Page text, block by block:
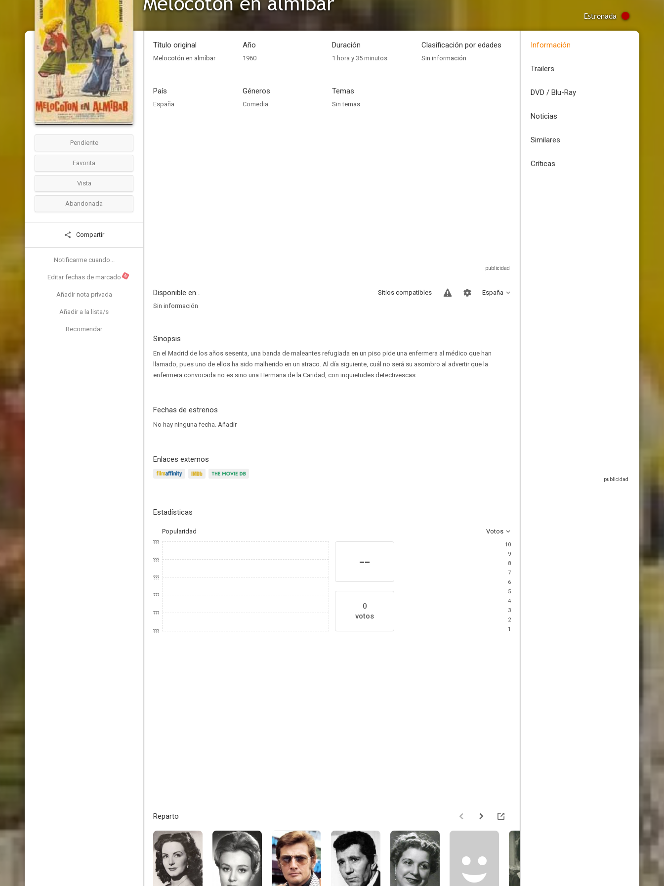
Estrenada
Pendiente
Favorita
Vista
Abandonada
Compartir
Notificarme cuando...
Editar fechas de marcado N
Añadir nota privada
Añadir a la lista/s
Recomendar
Título original
Melocotón en almíbar
Año
1960
Duración
1 hora y 35 minutos
Clasificación por edades
Sin información
País
España
Géneros
Comedia
Temas
Sin temas
Disponible en... España
Sitios compatibles
Sin información
Sinopsis
En el Madrid de los años sesenta, una banda de maleantes refugiada en un piso pide una enfermera al médico que han
llamado, pues uno de ellos ha sido malherido en un atraco. Al día siguiente, cuál no será su asombro al advertir que la
enfermera convocada no es sino una Hermana de la Caridad, con inquietudes detectivescas.
Fechas de estrenos
No hay ninguna fecha. Añadir
Enlaces externos
Estadísticas
Popularidad Votos
???
???
???
???
???
???
--
0
votos
10
9
8
7
6
5
4
3
2
1
Reparto
Información
Trailers
DVD / Blu-Ray
Noticias
Similares
Críticas